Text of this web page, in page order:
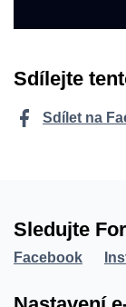
Sdílejte
Sdílet na
Sledujte
Facebook